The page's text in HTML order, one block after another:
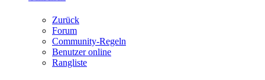
Zurück
Forum
Community-Regeln
Benutzer online
Rangliste